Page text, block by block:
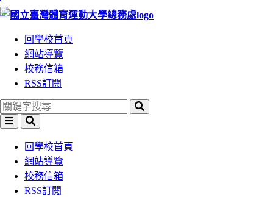
跳
區
塊
跳
區
塊
:::
回學校首頁
網站導覽
校務信箱
RSS訂閱
回學校首頁
網站導覽
校務信箱
RSS訂閱